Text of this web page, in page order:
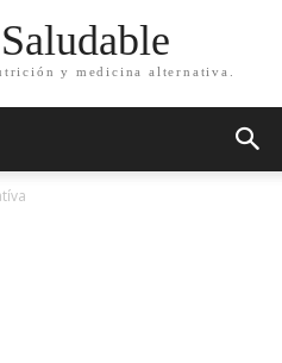
y medicina alternativa.